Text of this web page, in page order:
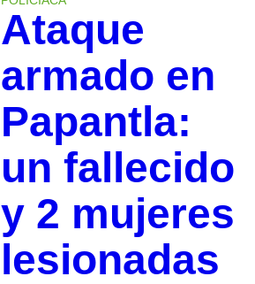
Ataque
armado en
Papantla:
un fallecido
y 2 mujeres
lesionadas